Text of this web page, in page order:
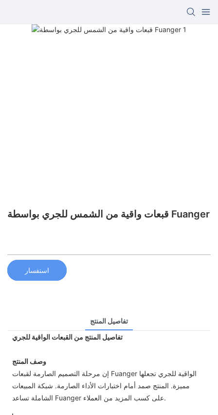
قبعات واقية من الشمس للجري بواسطة Fuanger
استفسار
تفاصيل المنتج
تفاصيل المنتج من القبعات الواقية للجري
وصف المنتج
إن مرحلة التصميم الصارمة لقبعات Fuanger الواقية للجري تجعلها
مميزة. المنتج صمد أمام اختبارات الأداء الصارمة. شبكة المبيعات
الشاملة تساعد Fuanger على كسب المزيد من العملاء.